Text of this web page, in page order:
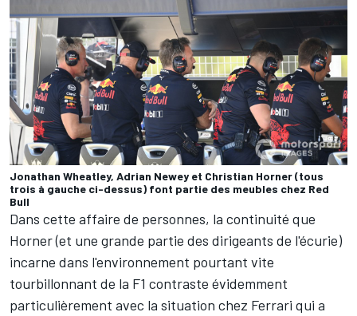
Jonathan Wheatley, Adrian Newey et Christian Horner (tous
trois à gauche ci-dessus) font partie des meubles chez Red
Bull
Dans cette affaire de personnes, la continuité que
Horner (et une grande partie des dirigeants de l'écurie)
incarne dans l'environnement pourtant vite
tourbillonnant de la F1 contraste évidemment
particulièrement avec la situation chez Ferrari qui a